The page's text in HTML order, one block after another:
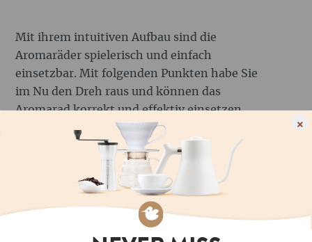
×
Mit ihrem intuitiven Aufbau sind die
Aromaräder spielerisch und einfach
einsetzbar. Mit folgenden Punkten habe Sie
im Nu den Dreh raus und können das
Aromarad korrekt und effektiv einsetzen.